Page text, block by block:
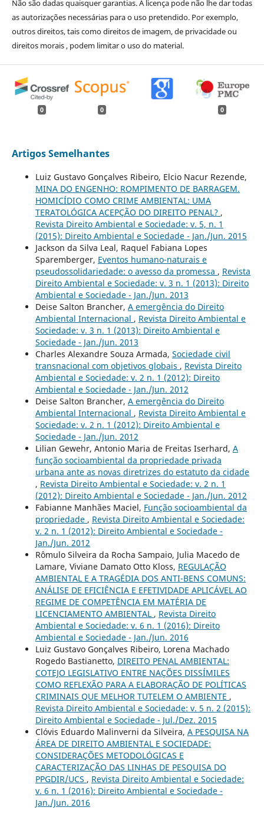
Não são dadas quaisquer garantias. A licença pode não lhe dar todas
as autorizações necessárias para o uso pretendido. Por exemplo,
outros direitos, tais como direitos de imagem, de privacidade ou
direitos morais , podem limitar o uso do material.
0 0 0
Artigos Semelhantes
Luiz Gustavo Gonçalves Ribeiro, Elcio Nacur Rezende,
MINA DO ENGENHO: ROMPIMENTO DE BARRAGEM.
HOMICÍDIO COMO CRIME AMBIENTAL: UMA
TERATOLÓGICA ACEPÇÃO DO DIREITO PENAL? ,
Revista Direito Ambiental e Sociedade: v. 5, n. 1
(2015): Direito Ambiental e Sociedade - Jan./Jun. 2015
Jackson da Silva Leal, Raquel Fabiana Lopes
Sparemberger, Eventos humano-naturais e
pseudossolidariedade: o avesso da promessa , Revista
Direito Ambiental e Sociedade: v. 3 n. 1 (2013): Direito
Ambiental e Sociedade - Jan./Jun. 2013
Deise Salton Brancher, A emergência do Direito
Ambiental Internacional , Revista Direito Ambiental e
Sociedade: v. 3 n. 1 (2013): Direito Ambiental e
Sociedade - Jan./Jun. 2013
Charles Alexandre Souza Armada, Sociedade civil
transnacional com objetivos globais , Revista Direito
Ambiental e Sociedade: v. 2 n. 1 (2012): Direito
Ambiental e Sociedade - Jan./Jun. 2012
Deise Salton Brancher, A emergência do Direito
Ambiental Internacional , Revista Direito Ambiental e
Sociedade: v. 2 n. 1 (2012): Direito Ambiental e
Sociedade - Jan./Jun. 2012
Lilian Gewehr, Antonio Maria de Freitas Iserhard, A
função socioambiental da propriedade privada
urbana ante as novas diretrizes do estatuto da cidade
, Revista Direito Ambiental e Sociedade: v. 2 n. 1
(2012): Direito Ambiental e Sociedade - Jan./Jun. 2012
Fabianne Manhães Maciel, Função socioambiental da
propriedade , Revista Direito Ambiental e Sociedade:
v. 2 n. 1 (2012): Direito Ambiental e Sociedade -
Jan./Jun. 2012
Rômulo Silveira da Rocha Sampaio, Julia Macedo de
Lamare, Viviane Damato Otto Kloss, REGULAÇÃO
AMBIENTAL E A TRAGÉDIA DOS ANTI-BENS COMUNS:
ANÁLISE DE EFICIÊNCIA E EFETIVIDADE APLICÁVEL AO
REGIME DE COMPETÊNCIA EM MATÉRIA DE
LICENCIAMENTO AMBIENTAL , Revista Direito
Ambiental e Sociedade: v. 6 n. 1 (2016): Direito
Ambiental e Sociedade - Jan./Jun. 2016
Luiz Gustavo Gonçalves Ribeiro, Lorena Machado
Rogedo Bastianetto, DIREITO PENAL AMBIENTAL:
COTEJO LEGISLATIVO ENTRE NAÇÕES DISSÍMILES
COMO REFLEXÃO PARA A ELABORAÇÃO DE POLÍTICAS
CRIMINAIS QUE MELHOR TUTELEM O AMBIENTE ,
Revista Direito Ambiental e Sociedade: v. 5 n. 2 (2015):
Direito Ambiental e Sociedade - Jul./Dez. 2015
Clóvis Eduardo Malinverni da Silveira, A PESQUISA NA
ÁREA DE DIREITO AMBIENTAL E SOCIEDADE:
CONSIDERAÇÕES METODOLÓGICAS E
CARACTERIZAÇÃO DAS LINHAS DE PESQUISA DO
PPGDIR/UCS , Revista Direito Ambiental e Sociedade:
v. 6 n. 1 (2016): Direito Ambiental e Sociedade -
Jan./Jun. 2016